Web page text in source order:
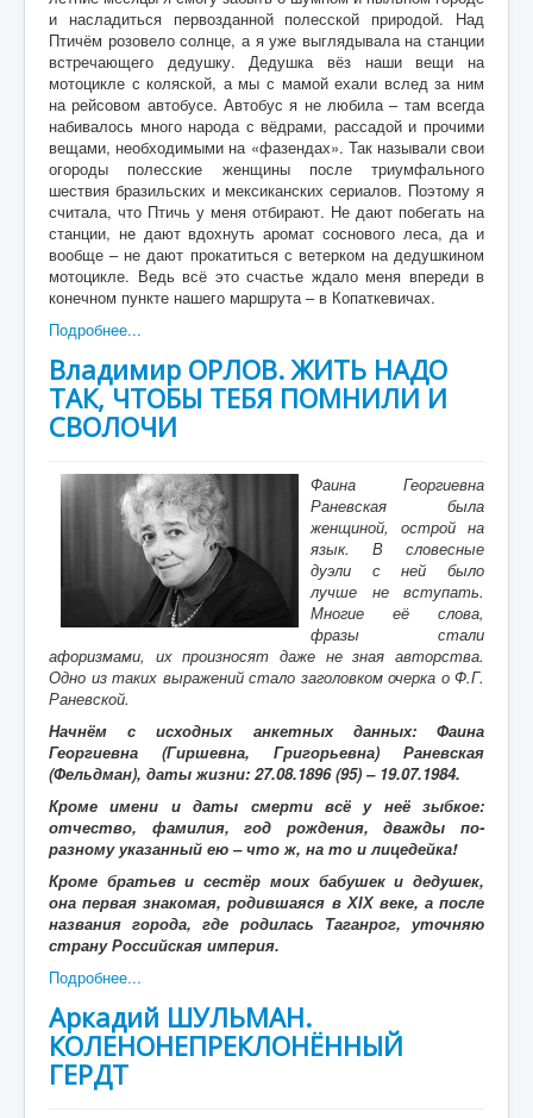
и насладиться первозданной полесской природой. Над
Птичём розовело солнце, а я уже выглядывала на станции
встречающего дедушку. Дедушка вёз наши вещи на
мотоцикле с коляской, а мы с мамой ехали вслед за ним
на рейсовом автобусе. Автобус я не любила – там всегда
набивалось много народа с вёдрами, рассадой и прочими
вещами, необходимыми на «фазендах». Так называли свои
огороды полесские женщины после триумфального
шествия бразильских и мексиканских сериалов. Поэтому я
считала, что Птичь у меня отбирают. Не дают побегать на
станции, не дают вдохнуть аромат соснового леса, да и
вообще – не дают прокатиться с ветерком на дедушкином
мотоцикле. Ведь всё это счастье ждало меня впереди в
конечном пункте нашего маршрута – в Копаткевичах.
Подробнее...
Владимир ОРЛОВ. ЖИТЬ НАДО
ТАК, ЧТОБЫ ТЕБЯ ПОМНИЛИ И
СВОЛОЧИ
Фаина Георгиевна
Раневская была
женщиной, острой на
язык. В словесные
дуэли с ней было
лучше не вступать.
Многие её слова,
фразы стали
афоризмами, их произносят даже не зная авторства.
Одно из таких выражений стало заголовком очерка о Ф.Г.
Раневской.
Начнём с исходных анкетных данных: Фаина
Георгиевна (Гиршевна, Григорьевна) Раневская
(Фельдман), даты жизни: 27.08.1896 (95) – 19.07.1984.
Кроме имени и даты смерти всё у неё зыбкое:
отчество, фамилия, год рождения, дважды по-
разному указанный ею – что ж, на то и лицедейка!
Кроме братьев и сестёр моих бабушек и дедушек,
она первая знакомая, родившаяся в ХІХ веке, а после
названия города, где родилась Таганрог, уточняю
страну Российская империя.
Подробнее...
Аркадий ШУЛЬМАН.
КОЛЕНОНЕПРЕКЛОНЁННЫЙ
ГЕРДТ